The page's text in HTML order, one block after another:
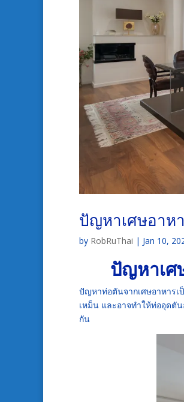
ปัญหาเศษอาห
by RobRuThai | Jan 10,
ปัญหาเศ
ปัญหาท่อตันจากเศษอาหารเ
เหม็น และอาจทำให้ท่ออุดตั
กัน